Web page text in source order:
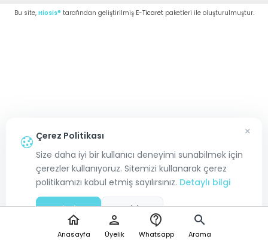
Bu site, Hiosis® tarafından geliştirilmiş E-Ticaretpaketleri ile oluşturulmuştur.
home
Anasayfa
person
Üyelik
contact_support
Whatsapp
search
Arama
Çerez Politikası
Size daha iyi bir kullanıcı deneyimi sunabilmek için
çerezler kullanıyoruz. Sitemizi kullanarak çerez
politikamızı kabul etmiş sayılırsınız. Detaylı bilgi
Kabul Et Reddet
×